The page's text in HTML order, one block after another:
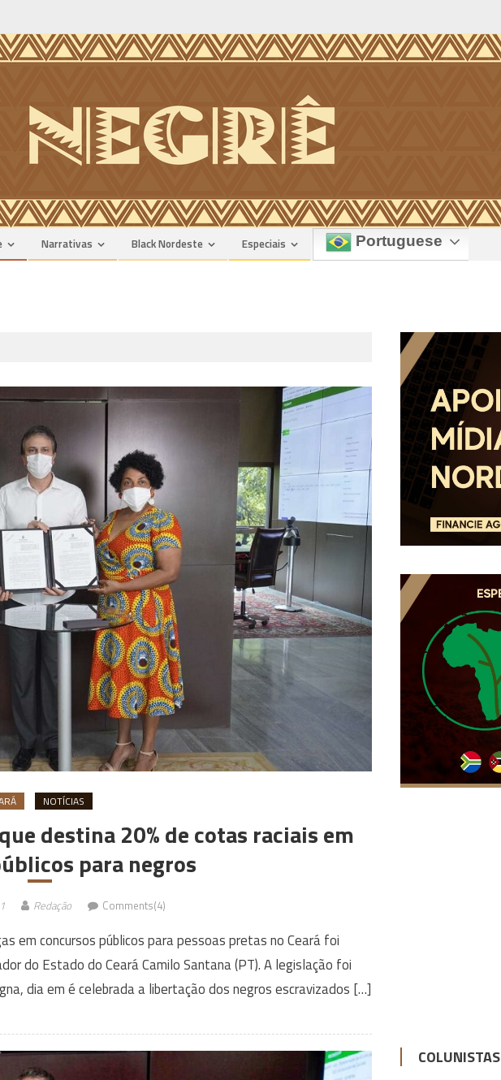
Narrativas Black Nordeste Especiais Portuguese
NOTÍCIAS
destina 20% de cotas raciais em
para negros
Redação Comments(4)
em concursos públicos para pessoas pretas no Ceará foi
do Estado do Ceará Camilo Santana (PT). A legislação foi
dia em é celebrada a libertação dos negros escravizados […]
COLUNISTAS